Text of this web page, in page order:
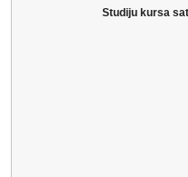
Studiju kursa